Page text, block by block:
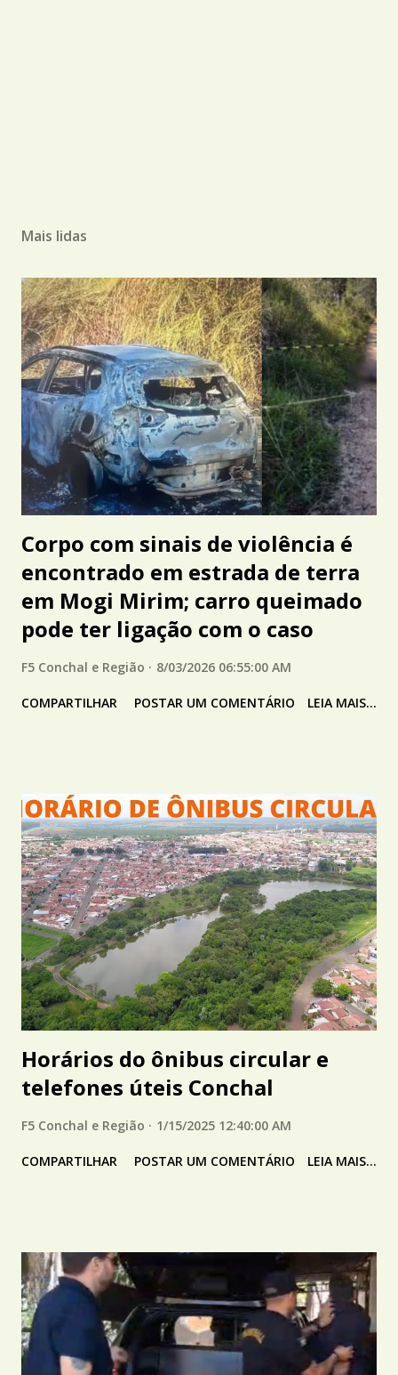
Mais lidas
Corpo com sinais de violência é
encontrado em estrada de terra
em Mogi Mirim; carro queimado
pode ter ligação com o caso
F5 Conchal e Região 8/03/2026 06:55:00 AM
COMPARTILHAR POSTAR UM COMENTÁRIO LEIA MAIS...
Horários do ônibus circular e
telefones úteis Conchal
F5 Conchal e Região 1/15/2025 12:40:00 AM
COMPARTILHAR POSTAR UM COMENTÁRIO LEIA MAIS...